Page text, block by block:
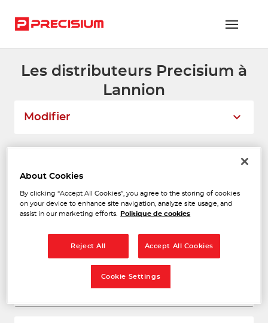
RÉSEAU PRECISIUM
NOUS REJOINDRE
CONTACTEZ-NOUS
Les distributeurs Precisium à
Lannion
Modifier
1
3.12 km
TREGOR PIECES AUTOS
8 Avenue Pierre Marzin
Fermé actuellement
Téléphone
Voir plus
About Cookies
By clicking “Accept All Cookies”, you agree to the storing of cookies
on your device to enhance site navigation, analyze site usage, and
assist in our marketing efforts.
Politique de cookies
Reject All Accept All Cookies
Cookie Settings